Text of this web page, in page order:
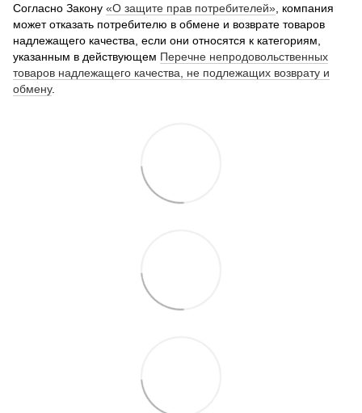
Согласно Закону «О защите прав потребителей» , компания
может отказать потребителю в обмене и возврате товаров
надлежащего качества, если они относятся к категориям,
указанным в действующем Перечне непродовольственных
товаров надлежащего качества, не подлежащих возврату и
обмену.